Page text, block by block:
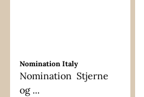
Nomination Italy
Nomination Stjerne
og ...